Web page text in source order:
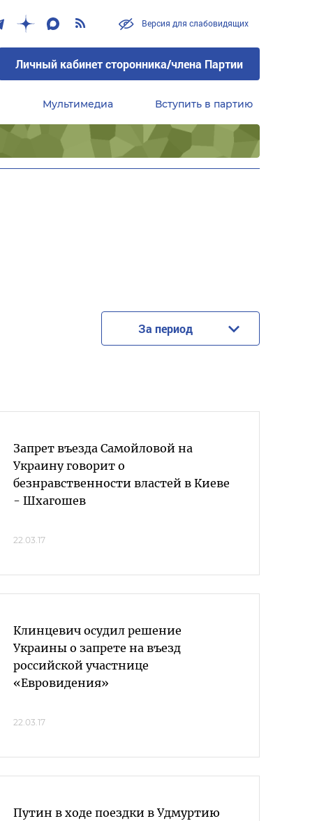
Версия для слабовидящих
Личный кабинет сторонника/члена Партии
Мультимедиа Вступить в партию
За период
Запрет въезда Самойловой на
Украину говорит о
безнравственности властей в Киеве
- Шхагошев
22.03.17
Клинцевич осудил решение
Украины о запрете на въезд
российской участнице
«Евровидения»
22.03.17
Путин в ходе поездки в Удмуртию